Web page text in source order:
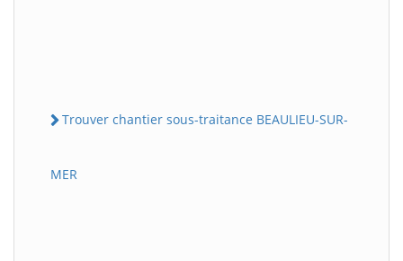
Trouver chantier sous-traitance BEAULIEU-SUR-
MER